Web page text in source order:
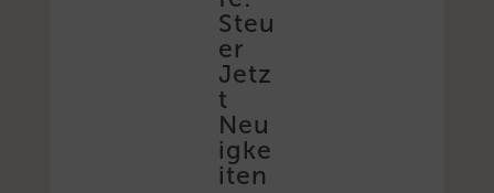
Steu
er
Jetz
t
Neu
igke
iten